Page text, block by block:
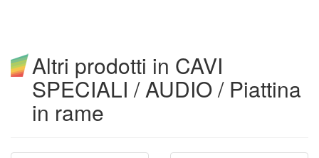
Altri prodotti in CAVI
SPECIALI / AUDIO / Piattina
in rame